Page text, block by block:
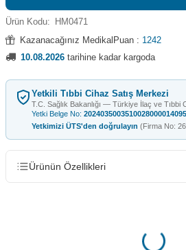
Ürün Kodu:
HM0471
Kazanacağınız MedikalPuan : 1242
10.08.2026 tarihine kadar kargoda
Yetkili Tıbbi Cihaz Satış Merkezi
T.C. Sağlık Bakanlığı — Türkiye İlaç ve Tıbbi
Yetki Belge No: 2024035003510028000014095
Yetkimizi ÜTS'den doğrulayın (Firma No:
Ürünün Özellikleri